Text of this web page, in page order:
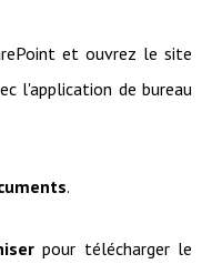
et ouvrez le site
l'application de bureau
.
pour télécharger le